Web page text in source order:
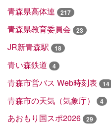
青森県高体連 217
青森県教育委員会 23
JR新青森駅 18
青い森鉄道 4
青森市営バス Web時刻表 14
青森市の天気（気象庁） 4
あおもり国スポ2026 29